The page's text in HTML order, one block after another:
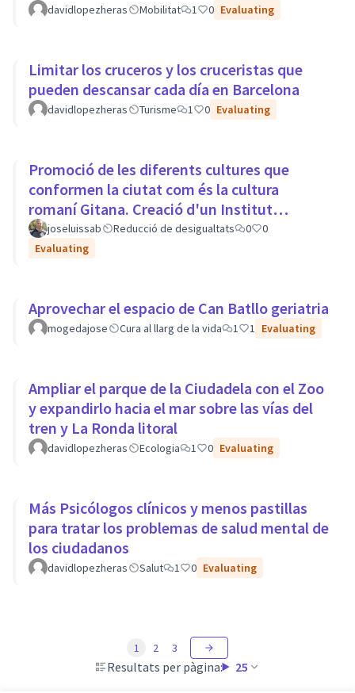
davidlopezheras Mobilitat 1 0 Evaluating
Limitar los cruceros y los cruceristas que
pueden descansar cada día en Barcelona
davidlopezheras Turisme 1 0 Evaluating
Promoció de les diferents cultures que
conformen la ciutat com és la cultura
romaní Gitana. Creació d'un Institut
Europeu de Cultura Romaní
joseluissab Reducció de desigualtats 0
0
Evaluating
Aprovechar el espacio de Can Batllo geriatria
mogedajose Cura al llarg de la vida 1 1 Evaluating
Ampliar el parque de la Ciudadela con el Zoo
y expandirlo hacia el mar sobre las vías del
tren y La Ronda litoral
davidlopezheras Ecologia 1 0 Evaluating
Más Psicólogos clínicos y menos pastillas
para tratar los problemas de salud mental de
los ciudadanos
davidlopezheras Salut 1 0 Evaluating
Resultats per pàgina: 25
1 2 3